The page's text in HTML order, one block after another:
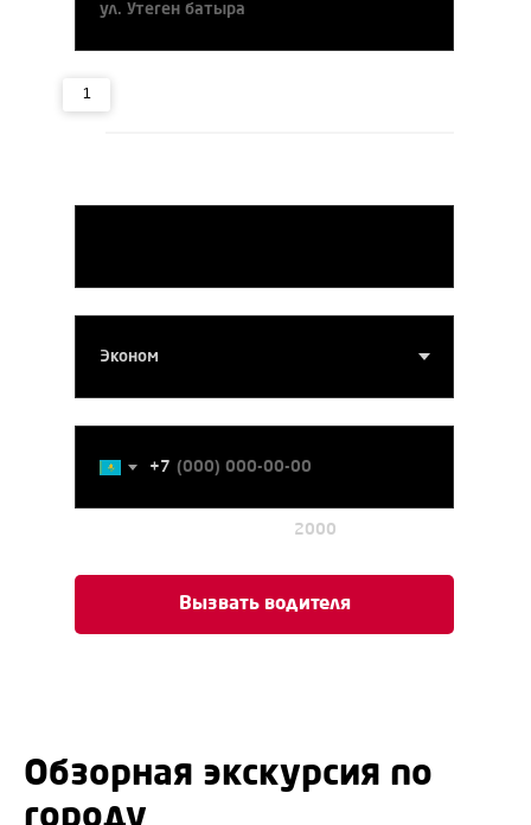
1
+7
2000
Вызвать водителя
Обзорная экскурсия по
городу